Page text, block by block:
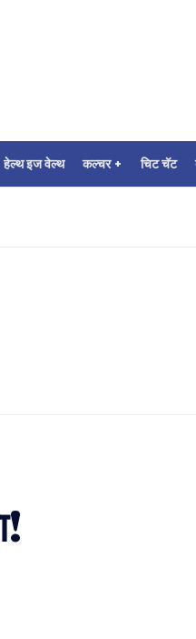
हेल्थ इज वेल्थ कल्चर + चिट चॅट